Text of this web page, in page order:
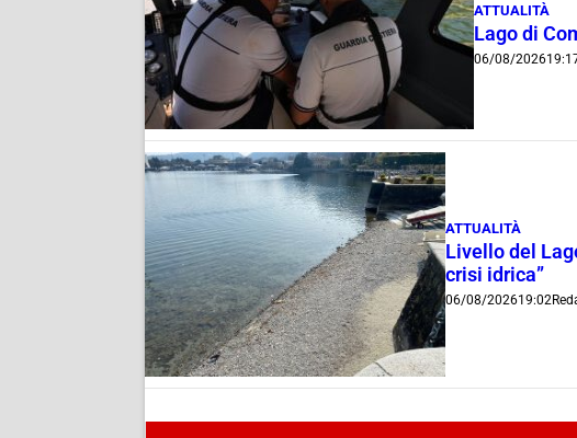
ATTUALITÀ
Lago di
06/08/2026
ATTUALITÀ
Livello del
crisi idrica”
06/08/202619:02